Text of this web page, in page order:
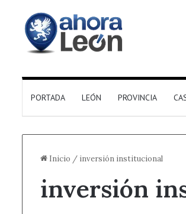
PORTADA LEÓN PROVINCIA
Inicio / inversión institucional
inversión